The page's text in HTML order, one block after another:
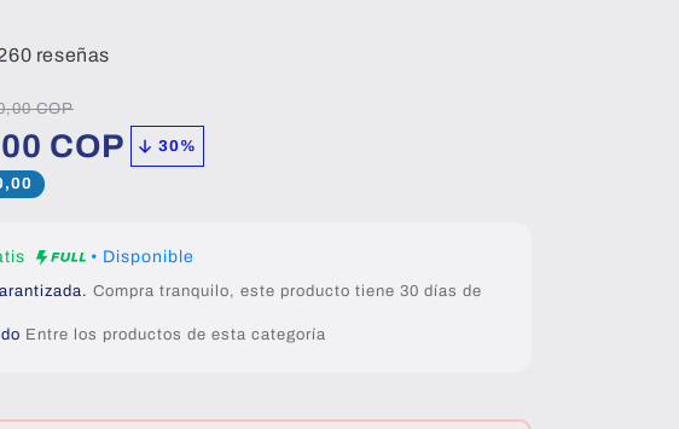
reseñas
COP
COP 30 %
• Disponible
Compra tranquilo, este producto tiene 30 días de
Entre los productos de esta categoría